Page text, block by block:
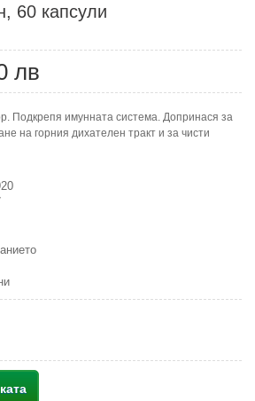
60 капсули
лв
Подкрепя имунната система. Допринася за
на горния дихателен тракт и за чисти